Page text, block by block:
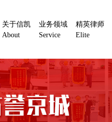
关于信凯
About
业务领域
Service
精英律师
Elite